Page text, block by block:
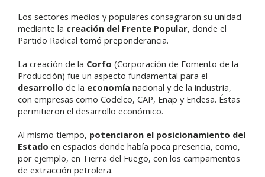
Los sectores medios y populares consagraron su unidad
mediante la creación del Frente Popular, donde el
Partido Radical tomó preponderancia.
La creación de la Corfo (Corporación de Fomento de la
Producción) fue un aspecto fundamental para el
desarrollo de la economía nacional y de la industria,
con empresas como Codelco, CAP, Enap y Endesa. Éstas
permitieron el desarrollo económico.
Al mismo tiempo, potenciaron el posicionamiento del
Estado en espacios donde había poca presencia, como,
por ejemplo, en Tierra del Fuego, con los campamentos
de extracción petrolera.